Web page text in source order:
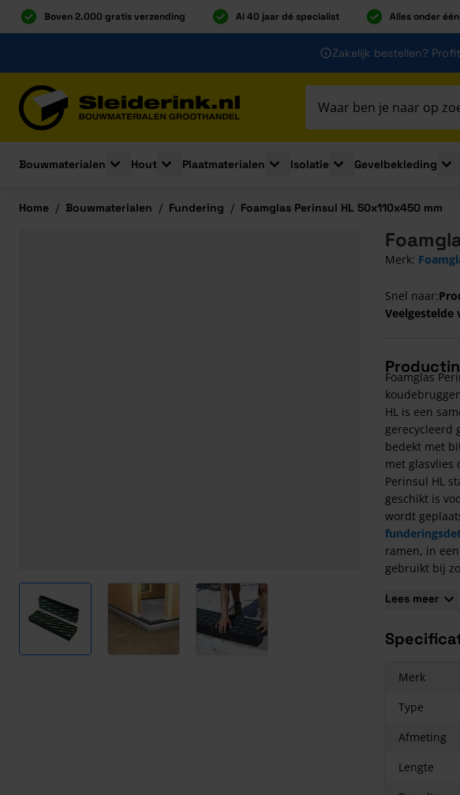
Boven 2.000 gratis verzending Al 40 jaar dé specialist Alles onder
Zakelijk bestellen?
Bouwmaterialen
Toggle submenu for Bouwmaterialen
Hout
Toggle submenu for Hout
Plaatmaterialen
Toggle submenu for Plaatmaterialen
Isolatie
Toggle submenu for
Gevelbekleding
Home / Bouwmaterialen / Fundering / Foamglas Perinsul HL 50x110x450 mm
View larger imageView larger imageView larger image
Merk:
Snel naar:
Veelgestelde
Foamglas
HL is een
gerecycleerd
bedekt met
met glasvlies
Perinsul HL
geschikt is
wordt
ramen, in
gebruikt bij
Kenmerken
Uitzonderlijke
Uitstekende
Lees meer
Merk
Type
Afmeting
Lengte